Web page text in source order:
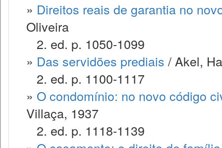
» Direitos reais de garantia no
Oliveira
2. ed. p. 1050-1099
» Das servidões prediais / Akel,
2. ed. p. 1100-1117
» O condomínio: no novo código
Villaça, 1937
2. ed. p. 1118-1139